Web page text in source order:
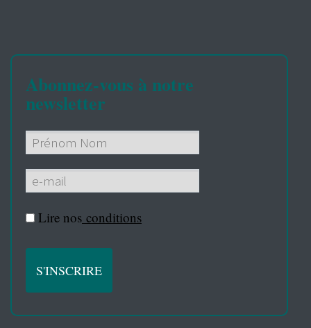
Abonnez-vous à notre
newsletter
Lire nos conditions